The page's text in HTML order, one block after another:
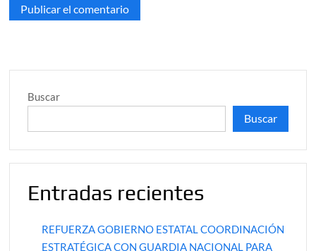
Buscar
Buscar
Entradas recientes
REFUERZA GOBIERNO ESTATAL COORDINACIÓN
ESTRATÉGICA CON GUARDIA NACIONAL PARA